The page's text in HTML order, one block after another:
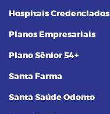
Hospitais Credenciados
Planos Empresariais
Plano Sênior 54+
Santa Farma
Santa Saúde Odonto